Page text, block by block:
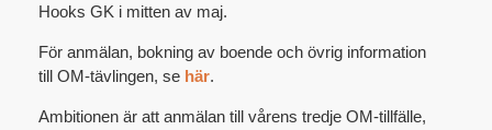
Hooks GK i mitten av maj.
För anmälan, bokning av boende och övrig information
till OM-tävlingen, se här.
Ambitionen är att anmälan till vårens tredje OM-tillfälle,